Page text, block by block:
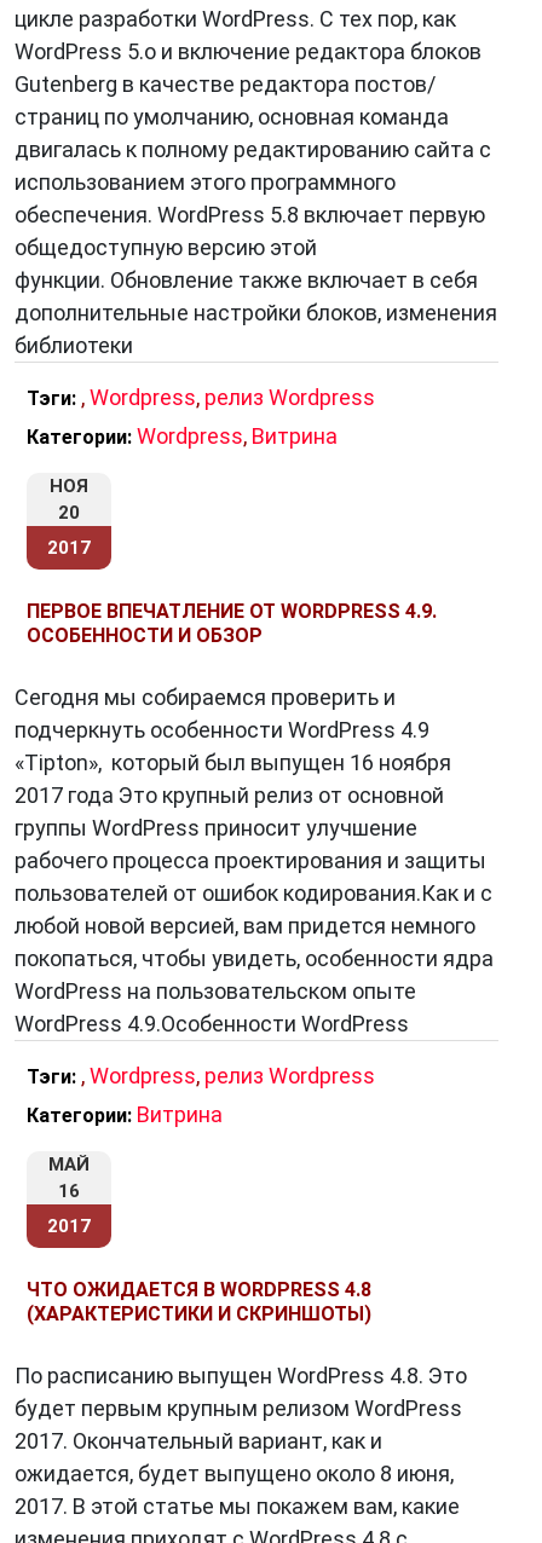
цикле разработки WordPress. С тех пор, как
WordPress 5.o и включение редактора блоков
Gutenberg в качестве редактора постов/
страниц по умолчанию, основная команда
двигалась к полному редактированию сайта с
использованием этого программного
обеспечения. WordPress 5.8 включает первую
общедоступную версию этой
функции. Обновление также включает в себя
дополнительные настройки блоков, изменения
библиотеки
Тэги: ,Wordpress, релиз Wordpress
Категории: Wordpress, Витрина
НОЯ
20
2017
ПЕРВОЕ ВПЕЧАТЛЕНИЕ ОТ WORDPRESS 4.9.
ОСОБЕННОСТИ И ОБЗОР
Сегодня мы собираемся проверить и
подчеркнуть особенности WordPress 4.9
«Tipton», который был выпущен 16 ноября
2017 года Это крупный релиз от основной
группы WordPress приносит улучшение
рабочего процесса проектирования и защиты
пользователей от ошибок кодирования.Как и с
любой новой версией, вам придется немного
покопаться, чтобы увидеть, особенности ядра
WordPress на пользовательском опыте
WordPress 4.9.Особенности WordPress
Тэги: ,Wordpress, релиз Wordpress
Категории: Витрина
МАЙ
16
2017
ЧТО ОЖИДАЕТСЯ В WORDPRESS 4.8
(ХАРАКТЕРИСТИКИ И СКРИНШОТЫ)
По расписанию выпущен WordPress 4.8. Это
будет первым крупным релизом WordPress
2017. Окончательный вариант, как и
ожидается, будет выпущено около 8 июня,
2017. В этой статье мы покажем вам, какие